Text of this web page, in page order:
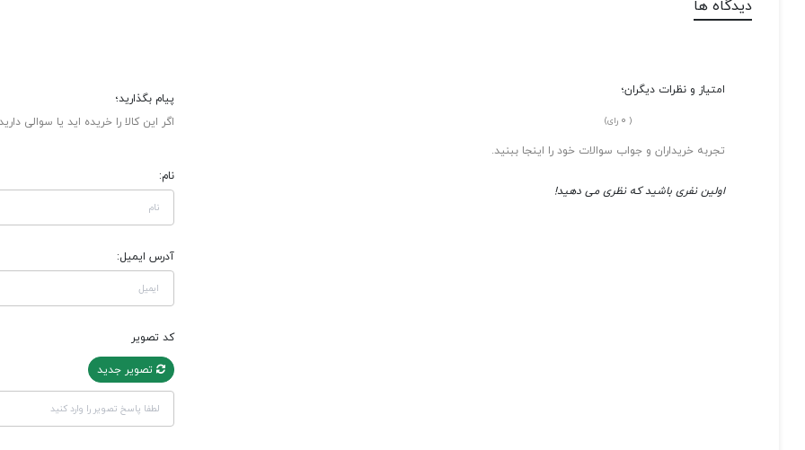
دیدگاه ها
امتیاز و نظرات دیگران؛
(
0 رای)
تجربه خریداران و جواب سوالات خود را اینجا ببنید.
اولین نفری باشید که نظری می دهید!
پیام بگذارید؛
اگر این کالا را خریده اید یا سوالی
نام:
آدرس ایمیل:
کد تصویر
تصویر جدید